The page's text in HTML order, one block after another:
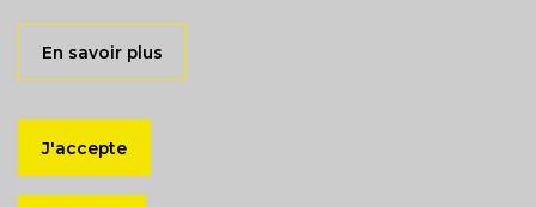
En savoir plus
J'accepte